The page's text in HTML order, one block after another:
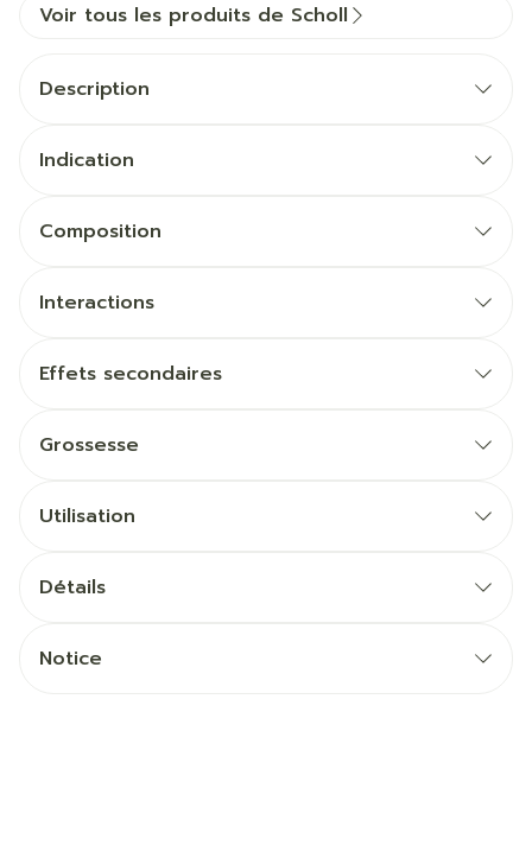
Voir tous les produits de Scholl
Description
Indication
Composition
Interactions
Effets secondaires
Grossesse
Utilisation
Détails
Notice